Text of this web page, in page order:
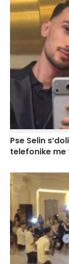
Pse Selin
telefonike me